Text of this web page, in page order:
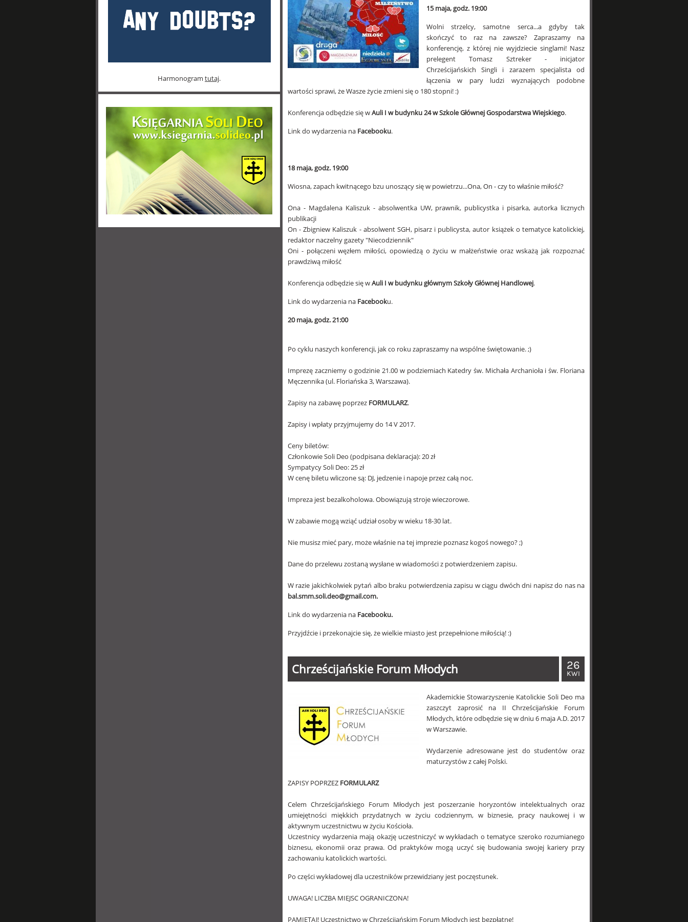
Harmonogram tutaj.
15 maja, godz. 19:00
Wolni strzelcy, samotne serca...a gdyby tak
skończyć to raz na zawsze? Zapraszamy na
konferencję, z której nie wyjdziecie singlami! Nasz
prelegent Tomasz Sztreker - inicjator
Chrześcijańskich Singli i zarazem specjalista od
łączenia w pary ludzi wyznających podobne
wartości sprawi, że Wasze życie zmieni się o 180 stopni! :)
Konferencja odbędzie się wAuli I w budynku 24 w Szkole Głównej Gospodarstwa Wiejskiego.
Link do wydarzenia na Facebooku.
18 maja, godz. 19:00
Wiosna, zapach kwitnącego bzu unoszący się w powietrzu...Ona, On - czy to właśnie miłość?
Ona - Magdalena Kaliszuk - absolwentka UW, prawnik, publicystka i pisarka, autorka licznych
publikacji
On - Zbigniew Kaliszuk - absolwent SGH, pisarz i publicysta, autor książek o tematyce katolickiej,
redaktor naczelny gazety "Niecodziennik"
Oni - połączeni węzłem miłości, opowiedzą o życiu w małżeństwie oraz wskażą jak rozpoznać
prawdziwą miłość
Konferencja odbędzie się wAuli I w budynku głównym Szkoły Głównej Handlowej.
Link do wydarzenia na Facebooku.
20 maja, godz. 21:00
Po cyklu naszych konferencji, jak co roku zapraszamy na wspólne świętowanie. ;)
Imprezę zaczniemy o godzinie 21.00 w podziemiach Katedry św. Michała Archanioła i św. Floriana
Męczennika (ul. Floriańska 3, Warszawa).
Zapisy na zabawę poprzez FORMULARZ.
Zapisy i wpłaty przyjmujemy do 14 V 2017.
Ceny biletów:
Członkowie Soli Deo (podpisana deklaracja): 20 zł
Sympatycy Soli Deo: 25 zł
W cenę biletu wliczone są: DJ, jedzenie i napoje przez całą noc.
Impreza jest bezalkoholowa. Obowiązują stroje wieczorowe.
W zabawie mogą wziąć udział osoby w wieku 18-30 lat.
Nie musisz mieć pary, może właśnie na tej imprezie poznasz kogoś nowego? ;)
Dane do przelewu zostaną wysłane w wiadomości z potwierdzeniem zapisu.
W razie jakichkolwiek pytań albo braku potwierdzenia zapisu w ciągu dwóch dni napisz do nas na
bal.smm.soli.deo@gmail.com.
Link do wydarzenia na Facebooku.
Przyjdźcie i przekonajcie się, że wielkie miasto jest przepełnione miłością! :)
Chrześcijańskie Forum Młodych 26
KWI
Akademickie Stowarzyszenie Katolickie Soli Deo ma
zaszczyt zaprosić na II Chrześcijańskie Forum
Młodych, które odbędzie się w dniu 6 maja A.D. 2017
w Warszawie.
Wydarzenie adresowane jest do studentów oraz
maturzystów z całej Polski.
ZAPISY POPRZEZ FORMULARZ
Celem Chrześcijańskiego Forum Młodych jest poszerzanie horyzontów intelektualnych oraz
umiejętności miękkich przydatnych w życiu codziennym, w biznesie, pracy naukowej i w
aktywnym uczestnictwu w życiu Kościoła.
Uczestnicy wydarzenia mają okazję uczestniczyć w wykładach o tematyce szeroko rozumianego
biznesu, ekonomii oraz prawa. Od praktyków mogą uczyć się budowania swojej kariery przy
zachowaniu katolickich wartości.
Po części wykładowej dla uczestników przewidziany jest poczęstunek.
UWAGA! LICZBA MIEJSC OGRANICZONA!
PAMIĘTAJ! Uczestnictwo w Chrześcijańskim Forum Młodych jest bezpłatne!